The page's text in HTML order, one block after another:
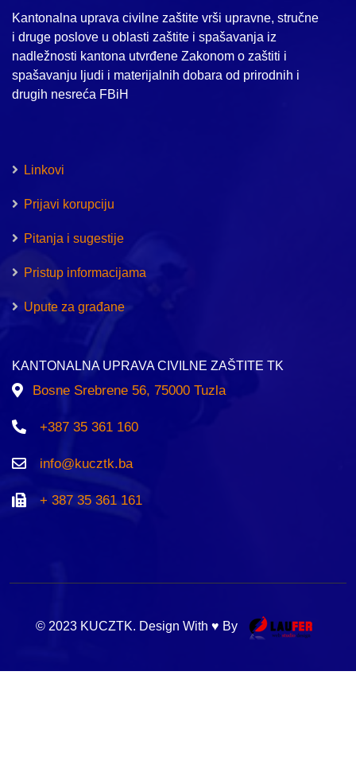
Kantonalna uprava civilne zaštite vrši upravne, stručne
i druge poslove u oblasti zaštite i spašavanja iz
nadležnosti kantona utvrđene Zakonom o zaštiti i
spašavanju ljudi i materijalnih dobara od prirodnih i
drugih nesreća FBiH
Linkovi
Prijavi korupciju
Pitanja i sugestije
Pristup informacijama
Upute za građane
KANTONALNA UPRAVA CIVILNE ZAŠTITE TK
Bosne Srebrene 56, 75000 Tuzla
+387 35 361 160
info@kucztk.ba
+ 387 35 361 161
© 2023 KUCZTK. Design With ♥ By